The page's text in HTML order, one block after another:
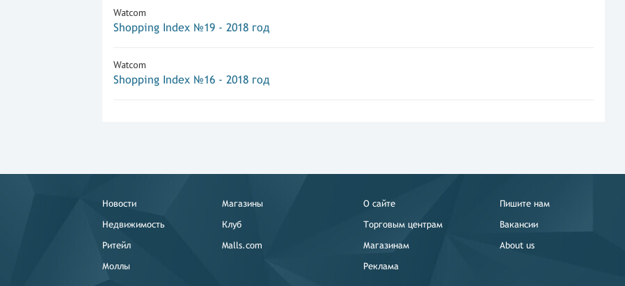
Watcom
Shopping Index №19 - 2018 год
Watcom
Shopping Index №16 - 2018 год
Новости
Недвижимость
Ритейл
Моллы
Магазины
Клуб
Malls.com
О сайте
Торговым центрам
Магазинам
Реклама
Пишите нам
Вакансии
About us